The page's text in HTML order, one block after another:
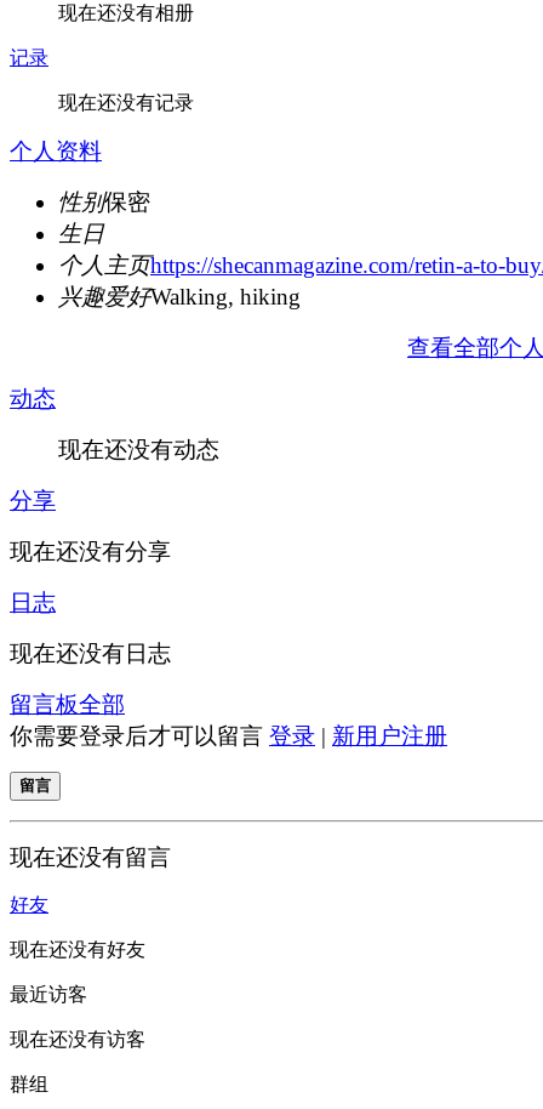
现在还没有相册
记录
现在还没有记录
个人资料
性别保密
生日
个人主页https://shecanmagazine.com/retin-a-to-
兴趣爱好Walking, hiking
查看全部个
动态
现在还没有动态
分享
现在还没有分享
日志
现在还没有日志
留言板全部
你需要登录后才可以留言 登录 | 新用户注册
留言
现在还没有留言
好友
现在还没有好友
最近访客
现在还没有访客
群组